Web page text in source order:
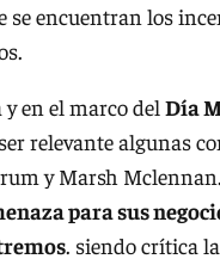
se encuentran los
en el marco del Día
relevante algunas
y Marsh
para sus
. siendo crítica